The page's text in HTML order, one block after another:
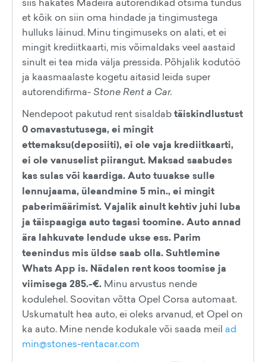
et kõik on siin oma hindade ja tingimustega
hulluks läinud. Minu tingimuseks on alati, et ei
mingit krediitkaarti, mis võimaldaks veel aastaid
sinult ei tea mida välja pressida. Põhjalik kodutöö
ja kaasmaalaste kogetu aitasid leida super
autorendifirma- Stone Rent a Car.
Nendepoot pakutud rent sisaldabtäiskindlustust
0 omavastutusega, ei mingit
ettemaksu(deposiiti), ei ole vaja krediitkaarti,
ei ole vanuselist piirangut. Maksad saabudes
kas sulas või kaardiga. Auto tuuakse sulle
lennujaama, üleandmine 5 min., ei mingit
paberimäärimist. Vajalik ainult kehtiv juhi luba
ja täispaagiga auto tagasi toomine. Auto annad
ära lahkuvate lendude ukse ess. Parim
teenindus mis üldse saab olla. Suhtlemine
Whats App is. Nädalen rent koos toomise ja
viimisega 285.-€. Minu arvustus nende
kodulehel. Soovitan võtta Opel Corsa automaat.
Uskumatult hea auto, ei oleks arvanud, et Opel on
ka auto. Mine nende kodukale või saada meil ad
min@stones-rentacar.com